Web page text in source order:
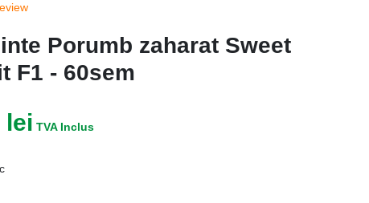
Porumb zaharat Sweet
F1 - 60sem
lei